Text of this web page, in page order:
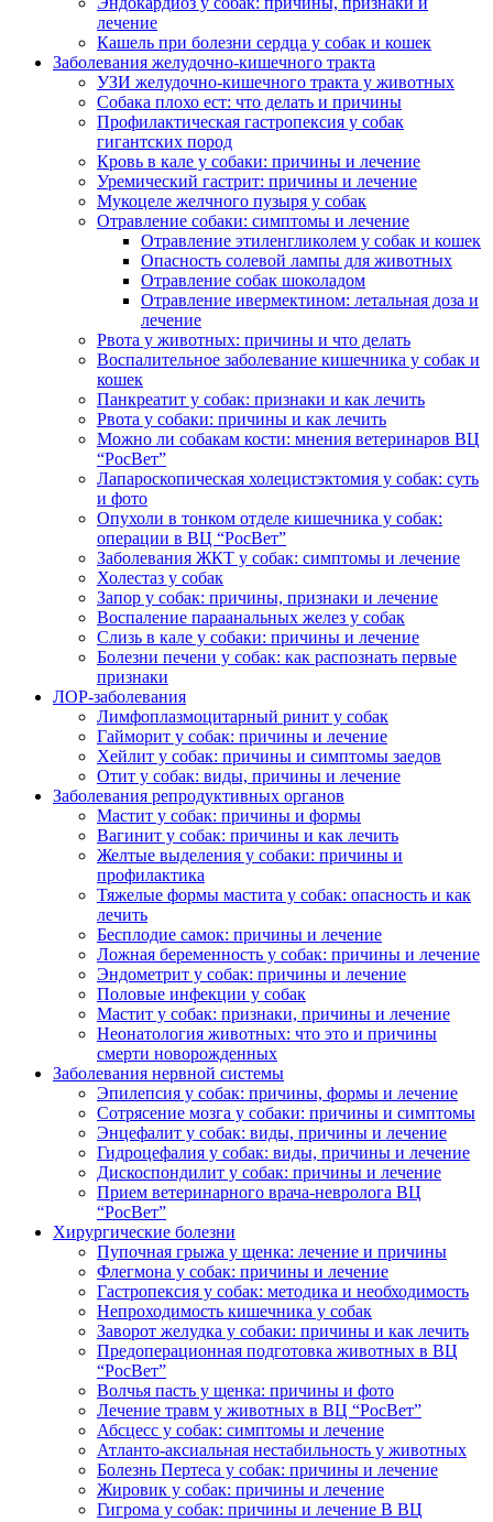
лечение
Кашель при болезни сердца у собак и кошек
Заболевания желудочно-кишечного тракта
УЗИ желудочно-кишечного тракта у животных
Собака плохо ест: что делать и причины
Профилактическая гастропексия у собак
гигантских пород
Кровь в кале у собаки: причины и лечение
Уремический гастрит: причины и лечение
Мукоцеле желчного пузыря у собак
Отравление собаки: симптомы и лечение
Отравление этиленгликолем у собак и кошек
Опасность солевой лампы для животных
Отравление собак шоколадом
Отравление ивермектином: летальная доза и
лечение
Рвота у животных: причины и что делать
Воспалительное заболевание кишечника у собак и
кошек
Панкреатит у собак: признаки и как лечить
Рвота у собаки: причины и как лечить
Можно ли собакам кости: мнения ветеринаров ВЦ
“РосВет”
Лапароскопическая холецистэктомия у собак: суть
и фото
Опухоли в тонком отделе кишечника у собак:
операции в ВЦ “РосВет”
Заболевания ЖКТ у собак: симптомы и лечение
Холестаз у собак
Запор у собак: причины, признаки и лечение
Воспаление параанальных желез у собак
Слизь в кале у собаки: причины и лечение
Болезни печени у собак: как распознать первые
признаки
ЛОР-заболевания
Лимфоплазмоцитарный ринит у собак
Гайморит у собак: причины и лечение
Хейлит у собак: причины и симптомы заедов
Отит у собак: виды, причины и лечение
Заболевания репродуктивных органов
Мастит у собак: причины и формы
Вагинит у собак: причины и как лечить
Желтые выделения у собаки: причины и
профилактика
Тяжелые формы мастита у собак: опасность и как
лечить
Бесплодие самок: причины и лечение
Ложная беременность у собак: причины и лечение
Эндометрит у собак: причины и лечение
Половые инфекции у собак
Мастит у собак: признаки, причины и лечение
Неонатология животных: что это и причины
смерти новорожденных
Заболевания нервной системы
Эпилепсия у собак: причины, формы и лечение
Сотрясение мозга у собаки: причины и симптомы
Энцефалит у собак: виды, причины и лечение
Гидроцефалия у собак: виды, причины и лечение
Дискоспондилит у собак: причины и лечение
Прием ветеринарного врача-невролога ВЦ
“РосВет”
Хирургические болезни
Пупочная грыжа у щенка: лечение и причины
Флегмона у собак: причины и лечение
Гастропексия у собак: методика и необходимость
Непроходимость кишечника у собак
Заворот желудка у собаки: причины и как лечить
Предоперационная подготовка животных в ВЦ
“РосВет”
Волчья пасть у щенка: причины и фото
Лечение травм у животных в ВЦ “РосВет”
Абсцесс у собак: симптомы и лечение
Атланто-аксиальная нестабильность у животных
Болезнь Пертеса у собак: причины и лечение
Жировик у собак: причины и лечение
Гигрома у собак: причины и лечение В ВЦ